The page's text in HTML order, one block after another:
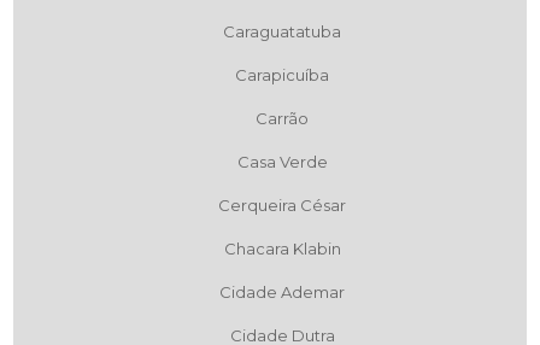
Caraguatatuba
Carapicuíba
Carrão
Casa Verde
Cerqueira César
Chacara Klabin
Cidade Ademar
Cidade Dutra